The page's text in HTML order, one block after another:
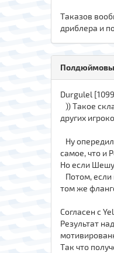
Таказов
дриблера и
Durgulel
)) Такое
других
Ну
самое, что и
Но если
Потом, если
том же
Согласен с
Результат
Так что